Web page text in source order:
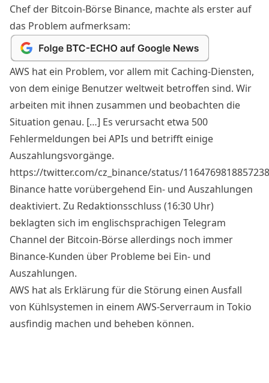
Chef der Bitcoin-Börse Binance, machte als erster auf
das Problem aufmerksam:
AWS hat ein Problem, vor allem mit Caching-Diensten,
von dem einige Benutzer weltweit betroffen sind. Wir
arbeiten mit ihnen zusammen und beobachten die
Situation genau. […] Es verursacht etwa 500
Fehlermeldungen bei APIs und betrifft einige
Auszahlungsvorgänge.
https://twitter.com/cz_binance/status/
Binance hatte vorübergehend Ein- und Auszahlungen
deaktiviert. Zu Redaktionsschluss (16:30 Uhr)
beklagten sich im englischsprachigen Telegram
Channel der Bitcoin-Börse allerdings noch immer
Binance-Kunden über Probleme bei Ein- und
Auszahlungen.
AWS hat als Erklärung für die Störung einen Ausfall
von Kühlsystemen in einem AWS-Serverraum in Tokio
ausfindig machen und beheben können.